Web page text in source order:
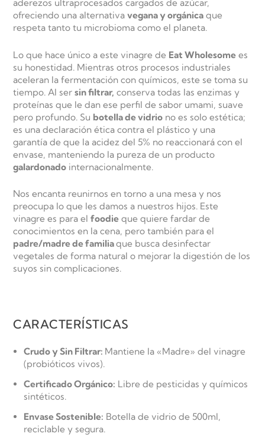
aderezos ultraprocesados cargados de azúcar,
ofreciendo una alternativavegana y orgánica que
respeta tanto tu microbioma como el planeta.
Lo que hace único a este vinagre de Eat Wholesome es
su honestidad. Mientras otros procesos industriales
aceleran la fermentación con químicos, este se toma su
tiempo. Al sersin filtrar, conserva todas las enzimas y
proteínas que le dan ese perfil de sabor umami, suave
pero profundo. Su botella de vidrio no es solo estética;
es una declaración ética contra el plástico y una
garantía de que la acidez del 5% no reaccionará con el
envase, manteniendo la pureza de un producto
galardonado internacionalmente.
Nos encanta reunirnos en torno a una mesa y nos
preocupa lo que les damos a nuestros hijos. Este
vinagre es para elfoodie que quiere fardar de
conocimientos en la cena, pero también para el
padre/madre de familiaque busca desinfectar
vegetales de forma natural o mejorar la digestión de los
suyos sin complicaciones.
CARACTERÍSTICAS
Crudo y Sin Filtrar: Mantiene la «Madre» del vinagre
(probióticos vivos).
Certificado Orgánico: Libre de pesticidas y químicos
sintéticos.
Envase Sostenible: Botella de vidrio de 500ml,
reciclable y segura.